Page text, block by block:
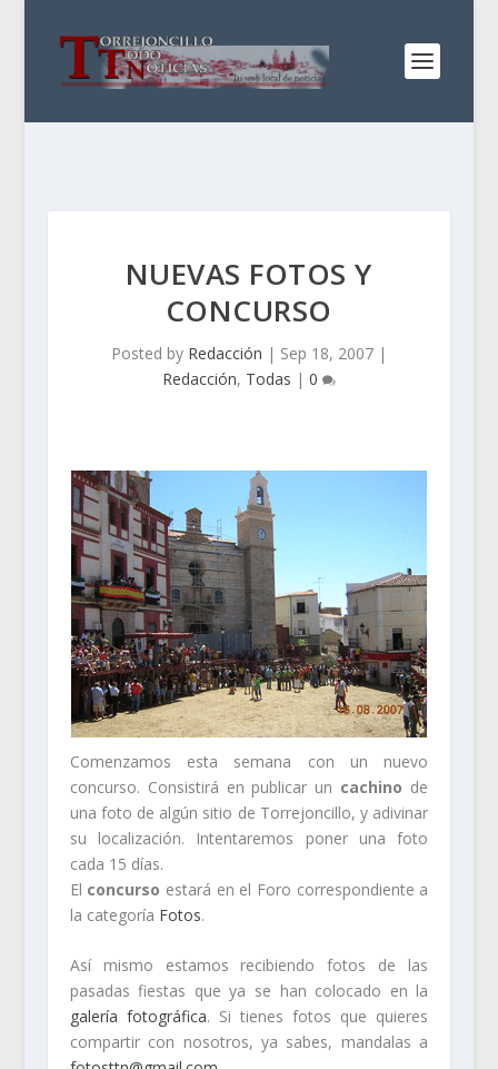
NUEVAS FOTOS Y
CONCURSO
Posted by Redacción | Sep 18, 2007|
Redacción, Todas | 0
Comenzamos esta semana con un nuevo
concurso. Consistirá en publicar un cachino de
una foto de algún sitio de Torrejoncillo, y adivinar
su localización. Intentaremos poner una foto
cada 15 días.
El concurso estará en el Foro correspondiente a
la categoría Fotos.
Así mismo estamos recibiendo fotos de las
pasadas fiestas que ya se han colocado en la
galería fotográfica. Si tienes fotos que quieres
compartir con nosotros, ya sabes, mandalas a